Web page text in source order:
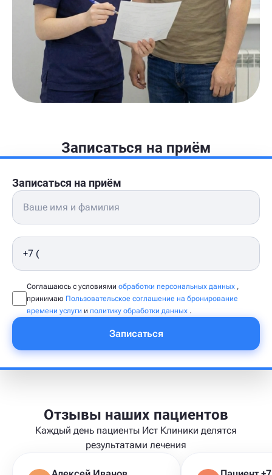
Записаться на приём
Записаться на приём
Соглашаюсь с условиями обработки персональных данных ,
принимаю Пользовательское соглашение на бронирование
времени услуги и политику обработки данных .
Записаться
Отзывы наших пациентов
Каждый день пациенты Ист Клиники делятся
результатами лечения